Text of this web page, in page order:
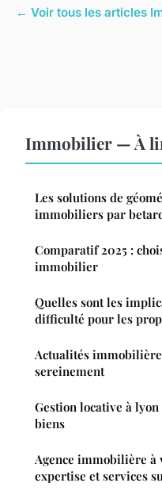
← Voir tous les articles
Immobilier — À
Les solutions de
immobiliers par
Comparatif 2025 :
immobilier
Quelles sont les
difficulté pour les
Actualités
sereinement
Gestion locative à
biens
Agence immobilière
expertise et services